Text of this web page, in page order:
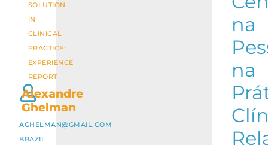
SOLUTION
IN
CLINICAL
PRACTICE:
EXPERIENCE
REPORT
Alexandre
Ghelman
AGHELMAN@GMAIL.COM
BRAZIL
na
na